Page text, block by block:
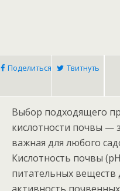
Поделиться Твитнуть
Выбор подходящего
кислотности почвы —
важная для любого
Кислотность почвы
питательных веществ